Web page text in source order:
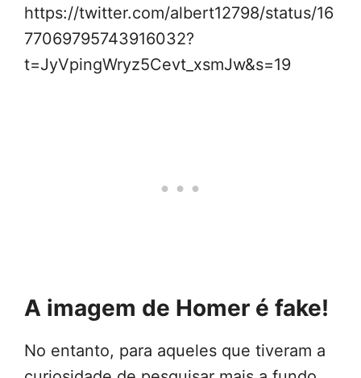
https://twitter.com/albert12798/status/16
77069795743916032?
t=JyVpingWryz5Cevt_xsmJw&s=19
A imagem de Homer é fake!
No entanto, para aqueles que tiveram a